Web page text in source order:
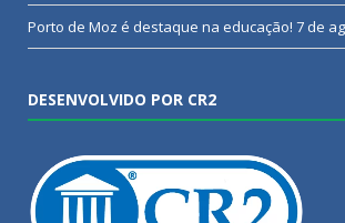
Porto de Moz é destaque na educação! 7 de
DESENVOLVIDO POR CR2